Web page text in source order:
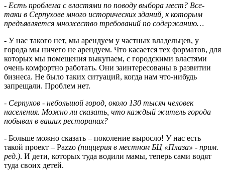
- Есть проблема с властями по поводу выбора мест? Все-
таки в Серпухове много исторических зданий, к которым
предъявляется множество требований по содержанию…
- У нас такого нет, мы арендуем у частных владельцев, у
города мы ничего не арендуем. Что касается тех форматов, для
которых мы помещения выкупаем, с городскими властями
очень комфортно работать. Они заинтересованы в развитии
бизнеса. Не было таких ситуаций, когда нам что-нибудь
запрещали. Проблем нет.
- Серпухов - небольшой город, около 130 тысяч человек
населения. Можно ли сказать, что каждый житель города
побывал в ваших ресторанах?
- Больше можно сказать – поколение выросло! У нас есть
такой проект – Pazzo (пиццерия в местном БЦ «Плаза» - прим.
ред.). И дети, которых туда водили мамы, теперь сами водят
туда своих детей.